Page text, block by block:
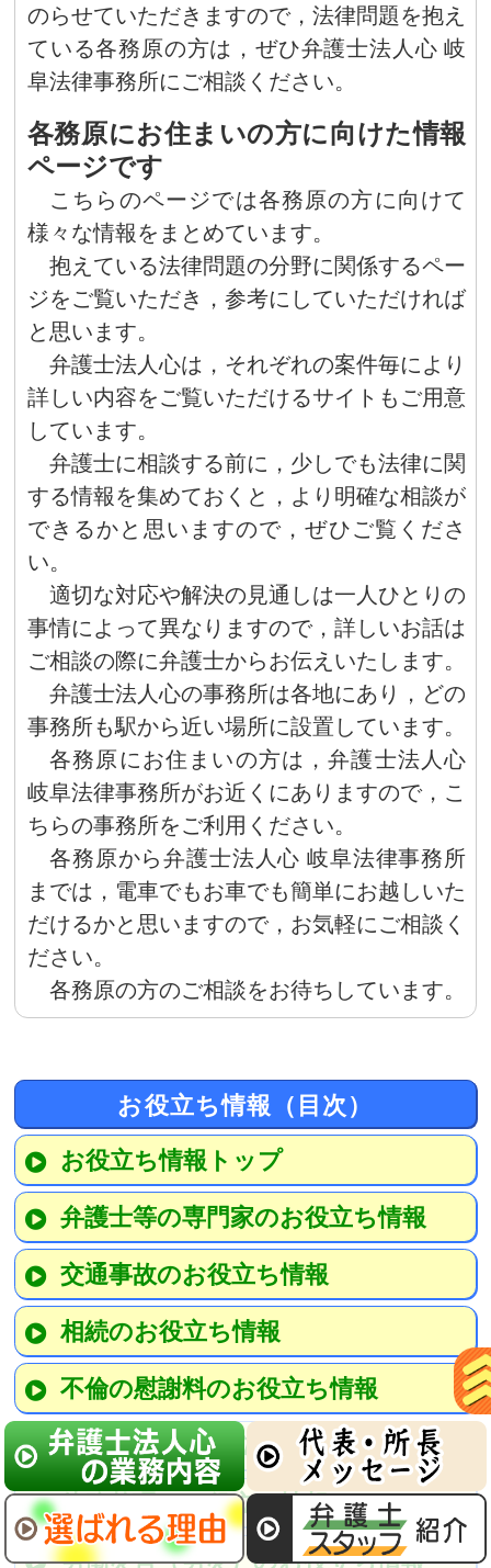
のらせていただきますので，法律問題を抱え
ている各務原の方は，ぜひ弁護士法人心 岐
阜法律事務所にご相談ください。
各務原にお住まいの方に向けた情報
ページです
こちらのページでは各務原の方に向けて
様々な情報をまとめています。
抱えている法律問題の分野に関係するペー
ジをご覧いただき，参考にしていただければ
と思います。
弁護士法人心は，それぞれの案件毎により
詳しい内容をご覧いただけるサイトもご用意
しています。
弁護士に相談する前に，少しでも法律に関
する情報を集めておくと，より明確な相談が
できるかと思いますので，ぜひご覧くださ
い。
適切な対応や解決の見通しは一人ひとりの
事情によって異なりますので，詳しいお話は
ご相談の際に弁護士からお伝えいたします。
弁護士法人心の事務所は各地にあり，どの
事務所も駅から近い場所に設置しています。
各務原にお住まいの方は，弁護士法人心
岐阜法律事務所がお近くにありますので，こ
ちらの事務所をご利用ください。
各務原から弁護士法人心 岐阜法律事務所
までは，電車でもお車でも簡単にお越しいた
だけるかと思いますので，お気軽にご相談く
ださい。
各務原の方のご相談をお待ちしています。
お役立ち情報（目次）
お役立ち情報トップ
弁護士等の専門家のお役立ち情報
交通事故のお役立ち情報
相続のお役立ち情報
不倫の慰謝料のお役立ち情報
刑事事件のお役立ち情報
債務整理のお役立ち情報
労働災害（労災）のお役立ち情報